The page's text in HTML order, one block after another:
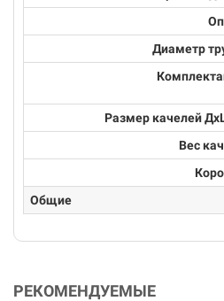
Диаметр
Размер качелей
Вес
Общие
РЕКОМЕНДУЕМЫЕ